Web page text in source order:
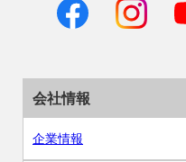
会社情報
企業情報